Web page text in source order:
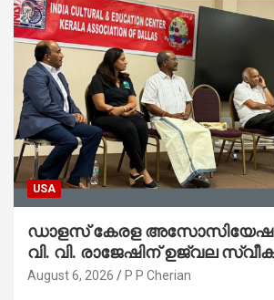
USA
ഡാളസ് കേരള അസോസിയേഷൻ
August 6, 2026 P P Cherian